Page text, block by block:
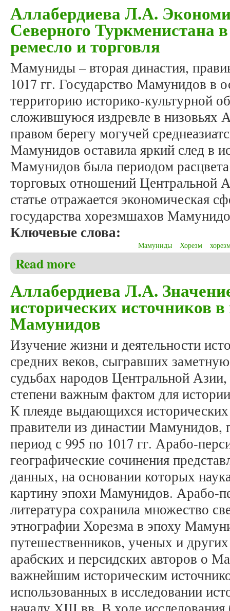
Аллабердиева Л.А.
Северного Туркменистана
ремесло и торговля
Мамуниды – вторая династия,
1017 гг. Государство Мамунидов в
территорию историко-культурной
сложившуюся издревле в низовьях
правом берегу могучей
Мамунидов оставила яркий след в
Мамунидов была периодом
торговых отношений Центральной
статье отражается экономическая
государства хорезмшахов
Ключевые слова:
Мамуниды Хорезм
Read more
Аллабердиева Л.А.
исторических источников
Мамунидов
Изучение жизни и деятельности
средних веков, сыгравших
судьбах народов Центральной
степени важным фактом для
К плеяде выдающихся исторических
правители из династии
период с 995 по 1017 гг. Арабо-
географические сочинения
данных, на основании которых
картину эпохи Мамунидов. Арабо-
литература сохранила множество
этнографии Хорезма в эпоху
путешественников, ученых и
арабских и персидских авторов о
важнейшим историческим
использованных в исследовании